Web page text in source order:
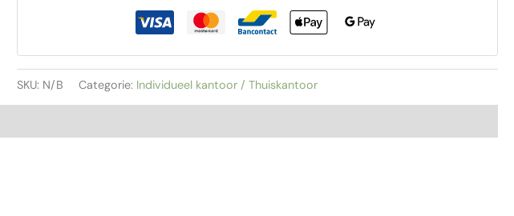
SKU: N/B Categorie: Individueel kantoor / Thuiskantoor